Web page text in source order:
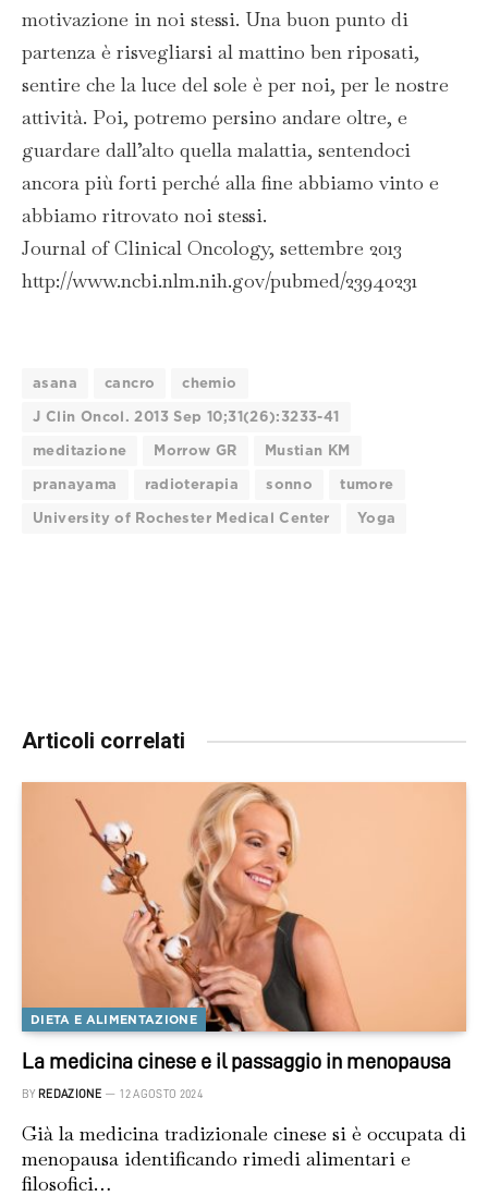
motivazione in noi stessi. Una buon punto di
partenza è risvegliarsi al mattino ben riposati,
sentire che la luce del sole è per noi, per le nostre
attività. Poi, potremo persino andare oltre, e
guardare dall’alto quella malattia, sentendoci
ancora più forti perché alla fine abbiamo vinto e
abbiamo ritrovato noi stessi.
Journal of Clinical Oncology, settembre 2013
http://www.ncbi.nlm.nih.gov/pubmed/23940231
asana cancro chemio
J Clin Oncol. 2013 Sep 10;31(26):3233-41
meditazione Morrow GR Mustian KM
pranayama radioterapia sonno tumore
University of Rochester Medical Center Yoga
Articoli correlati
DIETA E ALIMENTAZIONE
La medicina cinese e il passaggio in menopausa
BY REDAZIONE 12 AGOSTO 2024
Già la medicina tradizionale cinese si è occupata di
menopausa identificando rimedi alimentari e
filosofici…